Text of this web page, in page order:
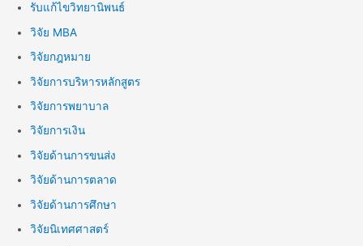
รับแก้ไขวิทยานิพนธ์
วิจัย MBA
วิจัยกฎหมาย
วิจัยการบริหารหลักสูตร
วิจัยการพยาบาล
วิจัยการเงิน
วิจัยด้านการขนส่ง
วิจัยด้านการตลาด
วิจัยด้านการศึกษา
วิจัยนิเทศศาสตร์